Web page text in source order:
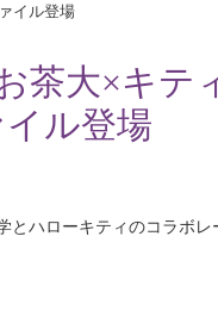
イル登場
茶大×キテ
ル登場
とハローキティのコラボレ